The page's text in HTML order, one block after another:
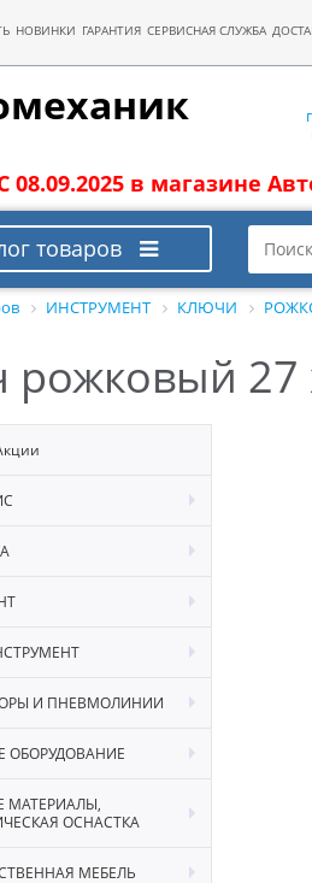
НОВИНКИ ГАРАНТИЯ СЕРВИСНАЯ СЛУЖБА
08.09.2025 в магазине
товаров
ИНСТРУМЕНТ КЛЮЧИ
рожковый
И ПНЕВМОЛИНИИ
ОБОРУДОВАНИЕ
МАТЕРИАЛЫ,
ОСНАСТКА
МЕБЕЛЬ